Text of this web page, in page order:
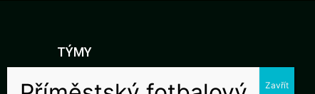
TÝMY
DOROST STARŠÍ ŽÁCI MLADŠÍ ŽÁCI